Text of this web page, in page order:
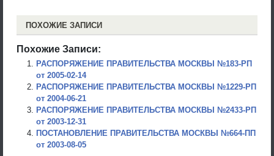
ПОХОЖИЕ ЗАПИСИ
Похожие Записи:
РАСПОРЯЖЕНИЕ ПРАВИТЕЛЬСТВА МОСКВЫ №183-РП
от 2005-02-14
РАСПОРЯЖЕНИЕ ПРАВИТЕЛЬСТВА МОСКВЫ №1229-РП
от 2004-06-21
РАСПОРЯЖЕНИЕ ПРАВИТЕЛЬСТВА МОСКВЫ №2433-РП
от 2003-12-31
ПОСТАНОВЛЕНИЕ ПРАВИТЕЛЬСТВА МОСКВЫ №664-ПП
от 2003-08-05